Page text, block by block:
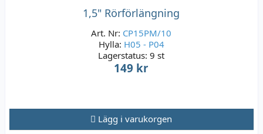
1,5" Rörförlängning
Art. Nr: CP15PM/10
Hylla: H05 - P04
Lagerstatus:9 st
149 kr
Lägg i varukorgen